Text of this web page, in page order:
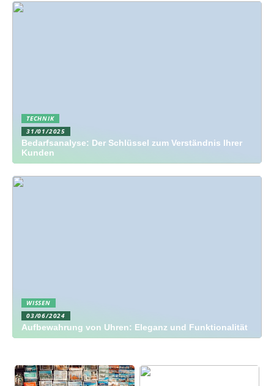
TECHNIK
31/01/2025
Bedarfsanalyse: Der Schlüssel zum Verständnis Ihrer
Kunden
WISSEN
03/06/2024
Aufbewahrung von Uhren: Eleganz und Funktionalität